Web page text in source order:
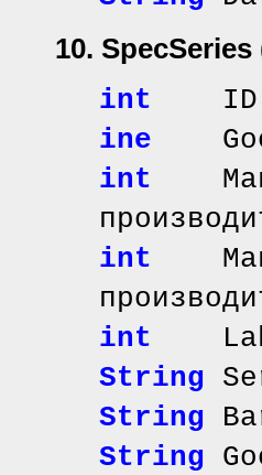
10. SpecSeries
int ID;
inе
int
int
int
String
String
String